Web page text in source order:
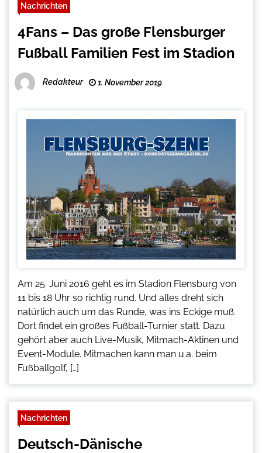
Nachrichten
4Fans – Das große Flensburger
Fußball Familien Fest im Stadion
Redakteur 1. November 2019
Am 25. Juni 2016 geht es im Stadion Flensburg von
11 bis 18 Uhr so richtig rund. Und alles dreht sich
natürlich auch um das Runde, was ins Eckige muß.
Dort findet ein großes Fußball-Turnier statt. Dazu
gehört aber auch Live-Musik, Mitmach-Aktinen und
Event-Module. Mitmachen kann man u.a. beim
Fußballgolf, […]
Nachrichten
Deutsch-Dänische